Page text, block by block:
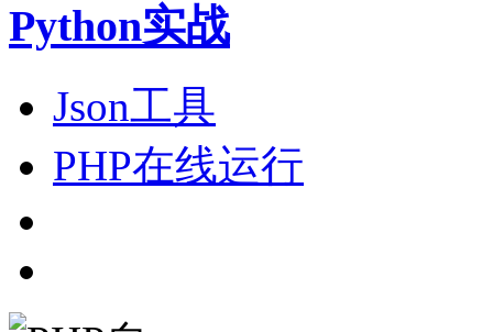
Python实战
Json工具
PHP在线运行